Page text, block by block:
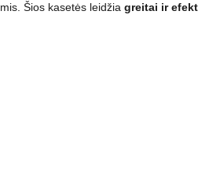
Šios kasetės leidžia greitai ir